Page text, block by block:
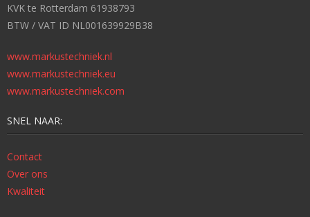
KVK te Rotterdam 61938793
BTW / VAT ID NL001639929B38
www.markustechniek.nl
www.markustechniek.eu
www.markustechniek.com
SNEL NAAR:
Contact
Over ons
Kwaliteit